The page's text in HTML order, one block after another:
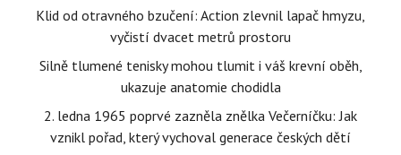
Klid od otravného bzučení: Action zlevnil lapač hmyzu,
vyčistí dvacet metrů prostoru
Silně tlumené tenisky mohou tlumit i váš krevní oběh,
ukazuje anatomie chodidla
2. ledna 1965 poprvé zazněla znělka Večerníčku: Jak
vznikl pořad, který vychoval generace českých dětí